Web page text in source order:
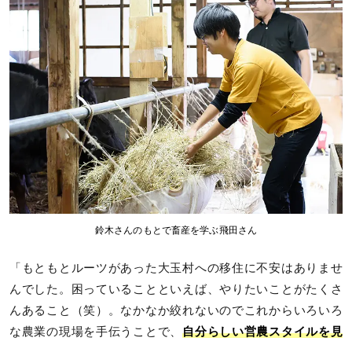
鈴木さんのもとで畜産を学ぶ飛田さん
「もともとルーツがあった大玉村への移住に不安はありませ
んでした。困っていることといえば、やりたいことがたくさ
んあること（笑）。なかなか絞れないのでこれからいろいろ
な農業の現場を手伝うことで、自分らしい営農スタイルを見